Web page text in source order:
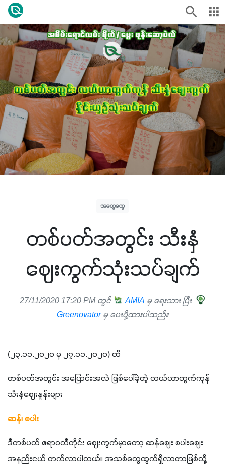
အထွေထွေ
တစ်ပတ်အတွင်း သီးနှံ
ဈေးကွက်သုံးသပ်ချက်
27/11/2020 17:20 PM တွင် AMIA မှ ရေးသား ပြီး
Greenovator မှ ပေးပို့ထားပါသည်။
(၂၃.၁၁.၂၀၂၀ မှ ၂၇.၁၁.၂၀၂၀) ထိ
တစ်ပတ်အတွင်း အပြောင်းအလဲ ဖြစ်ပေါ်ခဲ့တဲ့ လယ်ယာထွက်ကုန်
သီးနှံဈေးနှုန်းများ
ဆန်၊ စပါး
ဒီတစ်ပတ် ဧရာဝတီတိုင်း ဈေးကွက်မှာတော့ ဆန်ဈေး စပါးဈေး
အနည်းငယ် တက်လာပါတယ်။ အသစ်တွေထွက်ရှိလာတာဖြစ်လို့